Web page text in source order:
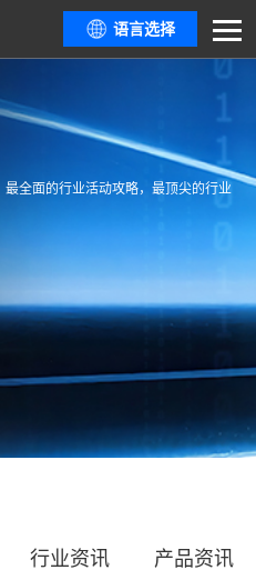
语言选择
全面的行业活动攻略，最顶尖的行业
行业资讯 产品资讯